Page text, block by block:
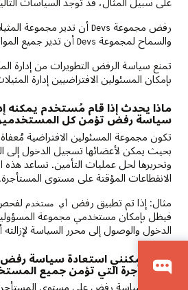
رفض مجموعة Devs أن تدير مجموعة
والسماح لمجموعة Devs أن تدير جميع
تمنع سياسة الرفض التطويرات من إدارة
بإمكان المسئولين الافتراضيين إدارة
ماذا يحدث إذا قام مُستخدم يمكنه
سياسة رفض تؤمن كل
تكون مجموعة المسئولين الافتراضية
بحيث يمكن لأعضائها تسجيل الدخول إلى
وتحريرها لحل عمليات التأمين. تساعد هذه
الانقطاعات المؤقتة على مستوى المستأجرة.
مثال: إذا تم تطبيق رفض أي مستخدم
فيظل بإمكان مستخدمي مجموعة
الدخول والوصول إلى محرر السياسة لإزالته
كيف يمكنني استعادة سياسة
المستأجرة التي تؤمن جميع
يمكن لسياسة رفض على مستوى